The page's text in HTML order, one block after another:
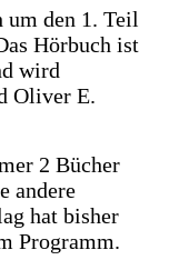
um den 1. Teil
Hörbuch ist
wird
Oliver E.
2 Bücher
andere
hat bisher
Programm.